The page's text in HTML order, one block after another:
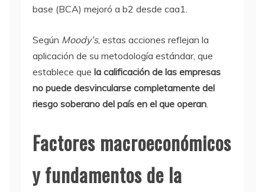
base (BCA) mejoró a b2 desde caa1.
Según Moody’s, estas acciones reflejan la
aplicación de su metodología estándar, que
establece que la calificación de las empresas
no puede desvincularse completamente del
riesgo soberano del país en el que operan.
Factores macroeconómicos
y fundamentos de la